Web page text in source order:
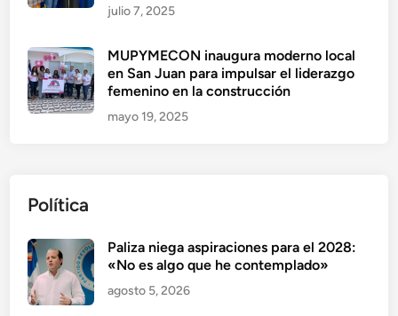
julio 7, 2025
MUPYMECON inaugura moderno local
en San Juan para impulsar el liderazgo
femenino en la construcción
mayo 19, 2025
Política
Paliza niega aspiraciones para el 2028:
«No es algo que he contemplado»
agosto 5, 2026